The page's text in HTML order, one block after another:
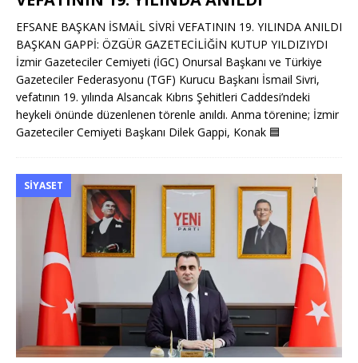
EFSANE BAŞKAN İSMAİL SİVRİ VEFATININ 19. YILINDA ANILDI
BAŞKAN GAPPİ: ÖZGÜR GAZETECİLİĞİN KUTUP YILDIZIYDI
İzmir Gazeteciler Cemiyeti (İGC) Onursal Başkanı ve Türkiye
Gazeteciler Federasyonu (TGF) Kurucu Başkanı İsmail Sivri,
vefatının 19. yılında Alsancak Kıbrıs Şehitleri Caddesi’ndeki
heykeli önünde düzenlenen törenle anıldı. Anma törenine; İzmir
Gazeteciler Cemiyeti Başkanı Dilek Gappi, Konak 🟦
SIYASET